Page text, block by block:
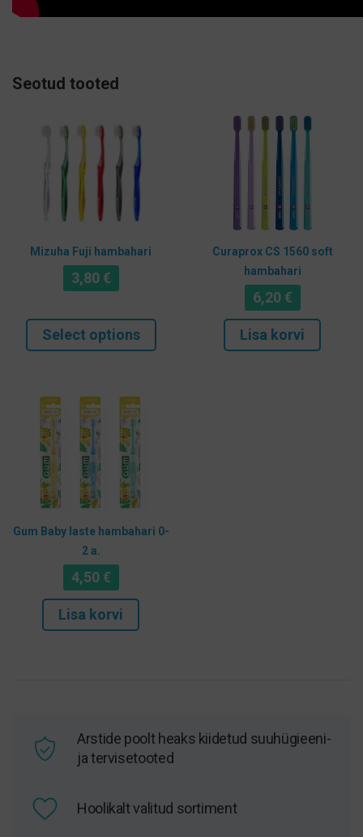
Seotud tooted
Mizuha Fuji hambahari
3,80€
Select options
Curaprox CS 1560 soft
hambahari
6,20€
Lisa korvi
Gum Baby laste hambahari 0-
2 a.
4,50€
Lisa korvi
Arstide poolt heaks kiidetud suuhügieeni-
ja tervisetooted
Hoolikalt valitud sortiment